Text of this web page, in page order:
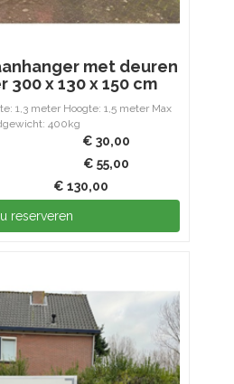
met deuren
300 x 130 x 150 cm
1,3 meter Hoogte: 1,5 meter Max
400kg
€ 30,00
€ 55,00
€ 130,00
reserveren